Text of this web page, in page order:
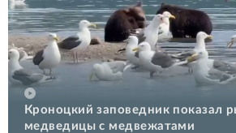
Кроноцкий заповедник показал
медведицы с медвежатами